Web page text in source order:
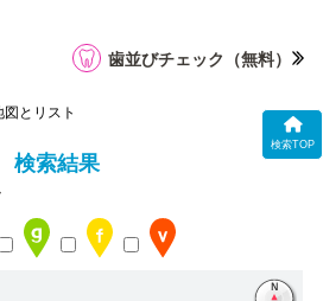
検索TOP
歯並びチェック （無料）
図とリスト
検索結果